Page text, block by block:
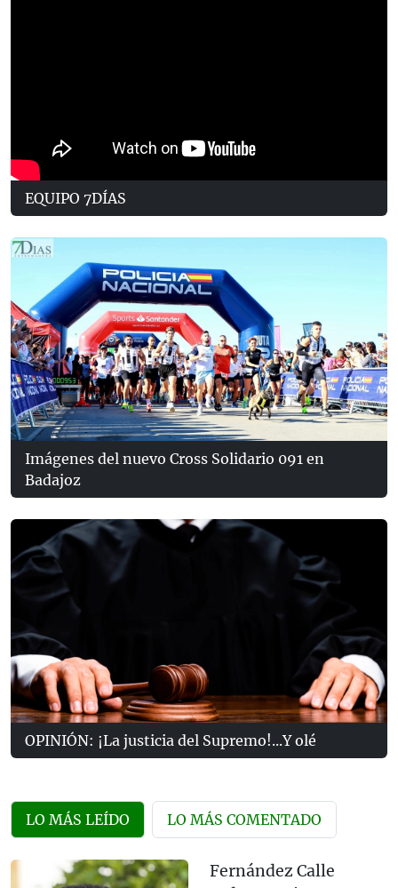
EQUIPO 7DÍAS
Imágenes del nuevo Cross Solidario 091 en
Badajoz
OPINIÓN: ¡La justicia del Supremo!...Y olé
LO MÁS LEÍDO LO MÁS COMENTADO
Fernández Calle